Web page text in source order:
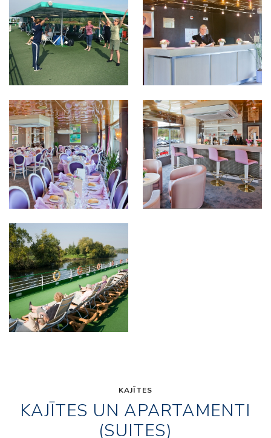
KAJĪTES
KAJĪTES UN APARTAMENTI
(SUITES)